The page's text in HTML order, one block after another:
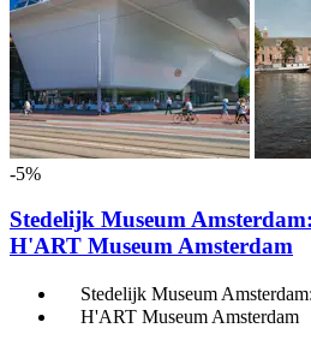
-5%
Stedelijk Museum
H'ART Museum Amsterdam
Stedelijk Museum
H'ART Museum Amsterdam